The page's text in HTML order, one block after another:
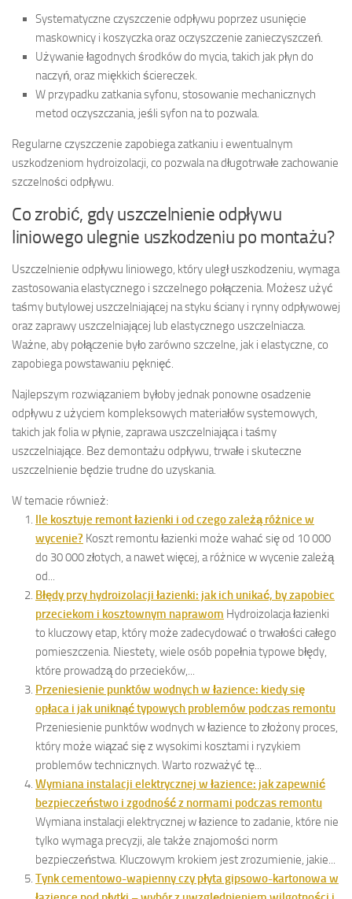
Systematyczne czyszczenie odpływu poprzez usunięcie
maskownicy i koszyczka oraz oczyszczenie zanieczyszczeń.
Używanie łagodnych środków do mycia, takich jak płyn do
naczyń, oraz miękkich ściereczek.
W przypadku zatkania syfonu, stosowanie mechanicznych
metod oczyszczania, jeśli syfon na to pozwala.
Regularne czyszczenie zapobiega zatkaniu i ewentualnym
uszkodzeniom hydroizolacji, co pozwala na długotrwałe zachowanie
szczelności odpływu.
Co zrobić, gdy uszczelnienie odpływu
liniowego ulegnie uszkodzeniu po montażu?
Uszczelnienie odpływu liniowego, który uległ uszkodzeniu, wymaga
zastosowania elastycznego i szczelnego połączenia. Możesz użyć
taśmy butylowej uszczelniającej na styku ściany i rynny odpływowej
oraz zaprawy uszczelniającej lub elastycznego uszczelniacza.
Ważne, aby połączenie było zarówno szczelne, jak i elastyczne, co
zapobiega powstawaniu pęknięć.
Najlepszym rozwiązaniem byłoby jednak ponowne osadzenie
odpływu z użyciem kompleksowych materiałów systemowych,
takich jak folia w płynie, zaprawa uszczelniająca i taśmy
uszczelniające. Bez demontażu odpływu, trwałe i skuteczne
uszczelnienie będzie trudne do uzyskania.
W temacie również:
Ile kosztuje remont łazienki i od czego zależą różnice w
wycenie? Koszt remontu łazienki może wahać się od 10 000
do 30 000 złotych, a nawet więcej, a różnice w wycenie zależą
od...
Błędy przy hydroizolacji łazienki: jak ich unikać, by zapobiec
przeciekom i kosztownym naprawom Hydroizolacja łazienki
to kluczowy etap, który może zadecydować o trwałości całego
pomieszczenia. Niestety, wiele osób popełnia typowe błędy,
które prowadzą do przecieków,...
Przeniesienie punktów wodnych w łazience: kiedy się
opłaca i jak uniknąć typowych problemów podczas remontu
Przeniesienie punktów wodnych w łazience to złożony proces,
który może wiązać się z wysokimi kosztami i ryzykiem
problemów technicznych. Warto rozważyć tę...
Wymiana instalacji elektrycznej w łazience: jak zapewnić
bezpieczeństwo i zgodność z normami podczas remontu
Wymiana instalacji elektrycznej w łazience to zadanie, które nie
tylko wymaga precyzji, ale także znajomości norm
bezpieczeństwa. Kluczowym krokiem jest zrozumienie, jakie...
Tynk cementowo-wapienny czy płyta gipsowo-kartonowa w